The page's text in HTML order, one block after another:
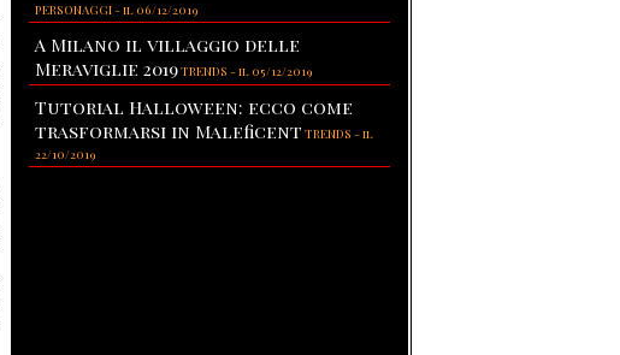
PERSONAGGI-il 06/12/2019
A Milano il villaggio delle
Meraviglie 2019TRENDS -il 05/12/2019
Tutorial Halloween: ecco come
trasformarsi in Maleficent TRENDS -il
22/10/2019